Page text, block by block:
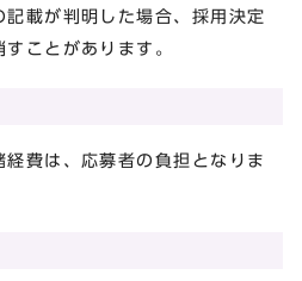
載が判明した場合、採用決定
ことがあります。
費は、応募者の負担となりま